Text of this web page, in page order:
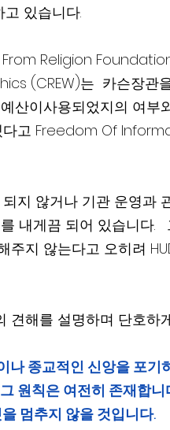
있습니다.
Religion
(CREW)는  카슨장관
산이사용되었지의 여부
다고 Freedom Of
지 않거나 기관 운영과
내게끔 되어 있습니다.
지 않는다고 오히려
견해를 설명하며 단호하
나 종교적인 신앙을 포기
원칙은 여전히 존재합니
멈추지 않을 것입니다.